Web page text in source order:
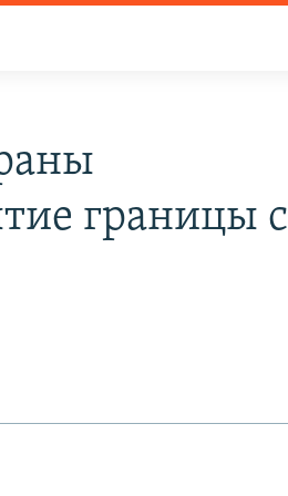
границы с